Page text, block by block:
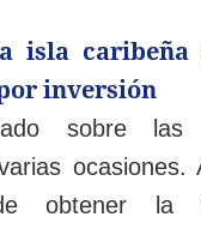
isla caribeña
inversión
sobre las
ocasiones.
de obtener